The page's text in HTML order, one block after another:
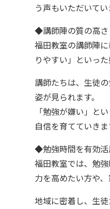
う声もいただいてい
◆講師陣の質の高さ
福田教室の講師陣
りやすい」といっ
講師たちは、生徒
姿が見られます。
「勉強が嫌い」と
自信を育てていきま
◆勉強時間を有効活
福田教室では、勉
力を高めたい方や
地域に密着し、生